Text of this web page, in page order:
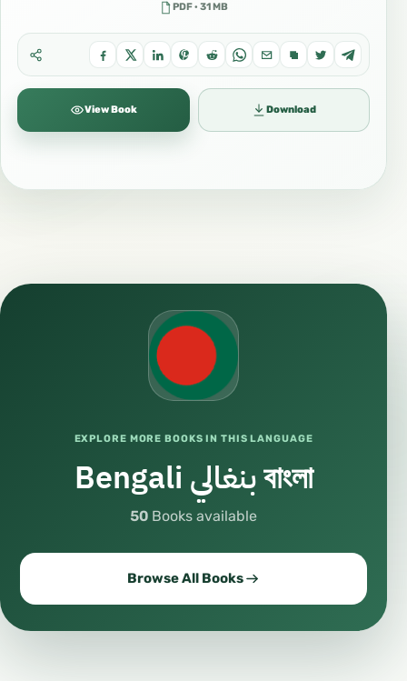
PDF · 31 MB
View Book Download
EXPLORE MORE BOOKS IN THIS LANGUAGE
Bengali بنغالي বাংলা
50 Books available
Browse All Books